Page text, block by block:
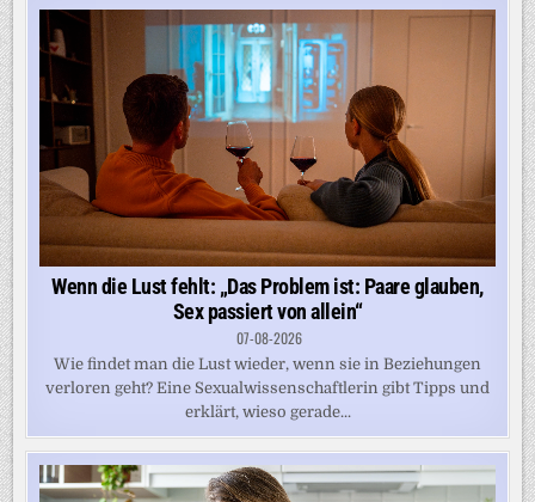
Wenn die Lust fehlt: „Das Problem ist: Paare glauben,
Sex passiert von allein“
07-08-2026
Wie findet man die Lust wieder, wenn sie in Beziehungen
verloren geht? Eine Sexualwissenschaftlerin gibt Tipps und
erklärt, wieso gerade...